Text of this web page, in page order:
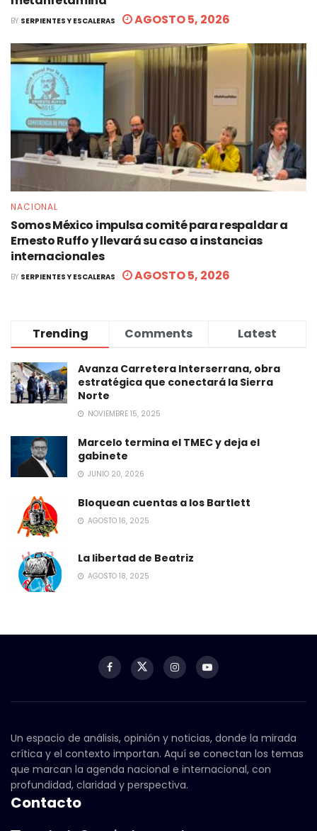
BY SERPIENTES Y ESCALERAS AGOSTO 5, 2026
NACIONAL
Somos México impulsa comité para respaldar a
Ernesto Ruffo y llevará su caso a instancias
internacionales
BY SERPIENTES Y ESCALERAS AGOSTO 5, 2026
Trending Comments Latest
Avanza Carretera Interserrana, obra
estratégica que conectará la Sierra
Norte
NOVIEMBRE 15, 2025
Marcelo termina el TMEC y deja el
gabinete
JUNIO 20, 2026
Bloquean cuentas a los Bartlett
AGOSTO 16, 2025
La libertad de Beatriz
AGOSTO 18, 2025
Un espacio de análisis, opinión y noticias, donde la mirada
crítica y el contexto importan. Aquí se conectan los temas
que marcan la agenda nacional e internacional, con
profundidad, claridad y perspectiva.
Contacto